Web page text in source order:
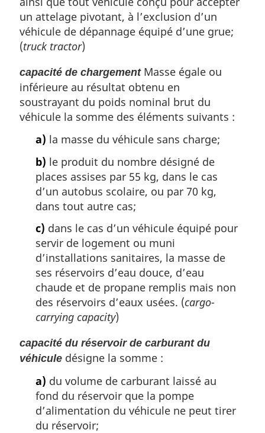
un attelage pivotant, à l’exclusion d’un
véhicule de dépannage équipé d’une grue;
(truck tractor)
capacité de chargementMasse égale ou
inférieure au résultat obtenu en
soustrayant du poids nominal brut du
véhicule la somme des éléments suivants :
a) la masse du véhicule sans charge;
b) le produit du nombre désigné de
places assises par 55 kg, dans le cas
d’un autobus scolaire, ou par 70 kg,
dans tout autre cas;
c) dans le cas d’un véhicule équipé pour
servir de logement ou muni
d’installations sanitaires, la masse de
ses réservoirs d’eau douce, d’eau
chaude et de propane remplis mais non
des réservoirs d’eaux usées. (cargo-
carrying capacity)
capacité du réservoir de carburant du
véhicule désigne la somme :
a) du volume de carburant laissé au
fond du réservoir que la pompe
d’alimentation du véhicule ne peut tirer
du réservoir;